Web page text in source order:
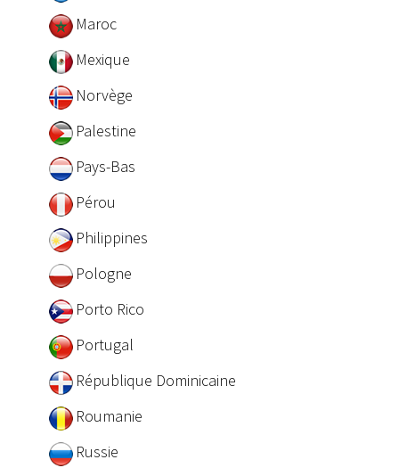
Maroc
Mexique
Norvège
Palestine
Pays-Bas
Pérou
Philippines
Pologne
Porto Rico
Portugal
République Dominicaine
Roumanie
Russie